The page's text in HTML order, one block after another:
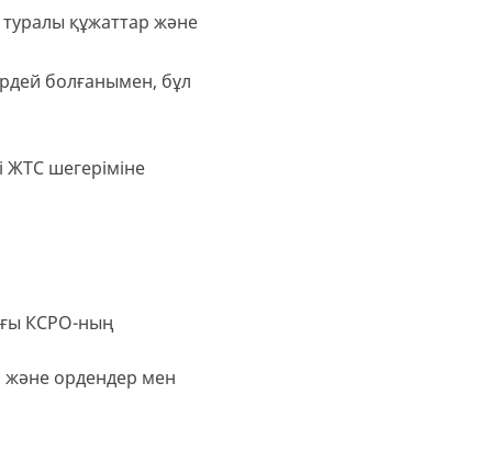
құжаттар және
болғанымен, бұл
шегеріміне
КСРО-ның
және ордендер мен